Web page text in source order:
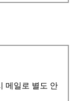
메일로 별도 안